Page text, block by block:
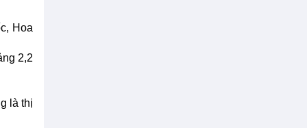
Hoa
2,2
là thị